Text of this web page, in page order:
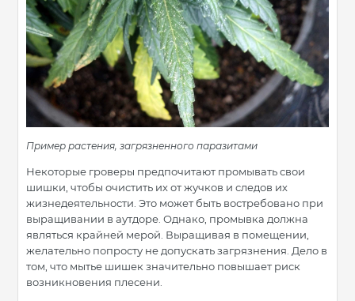
Пример растения, загрязненного паразитами
Некоторые гроверы предпочитают промывать свои
шишки, чтобы очистить их от жучков и следов их
жизнедеятельности. Это может быть востребовано при
выращивании в аутдоре. Однако, промывка должна
являться крайней мерой. Выращивая в помещении,
желательно попросту не допускать загрязнения. Дело в
том, что мытье шишек значительно повышает риск
возникновения плесени.